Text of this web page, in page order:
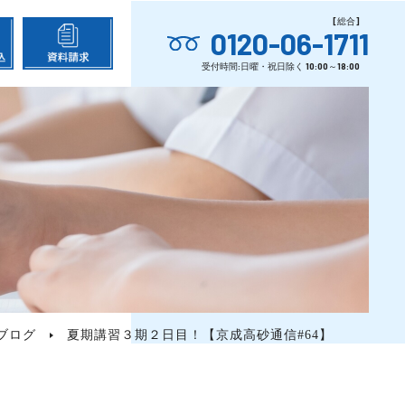
0120-06-1711
ログ 夏期講習３期２日目！【京成高砂通信#64】